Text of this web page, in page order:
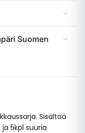
Suomen
Sisältää
5kpl suuria